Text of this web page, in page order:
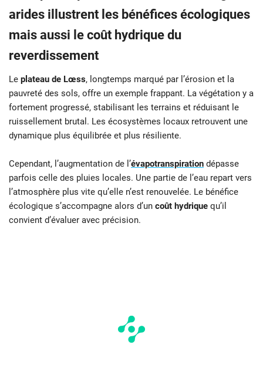
arides illustrent les bénéfices écologiques
mais aussi le coût hydrique du
reverdissement
Le plateau de Lœss, longtemps marqué par l’érosion et la
pauvreté des sols, offre un exemple frappant. La végétation y a
fortement progressé, stabilisant les terrains et réduisant le
ruissellement brutal. Les écosystèmes locaux retrouvent une
dynamique plus équilibrée et plus résiliente.
Cependant, l’augmentation de l’évapotranspiration dépasse
parfois celle des pluies locales. Une partie de l’eau repart vers
l’atmosphère plus vite qu’elle n’est renouvelée. Le bénéfice
écologique s’accompagne alors d’un coût hydrique qu’il
convient d’évaluer avec précision.